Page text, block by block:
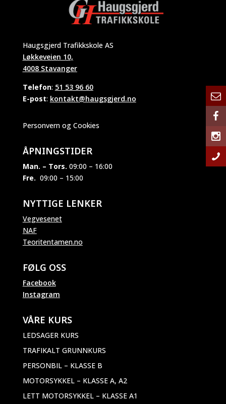
Haugsgjerd Trafikkskole AS
Løkkeveien 10,
4008 Stavanger
Telefon: 51 53 96 60
E-post: kontakt@haugsgjerd.no
Personvern og Cookies
ÅPNINGSTIDER
Man. – Tors. 09:00 – 16:00
Fre. 09:00 – 15:00
NYTTIGE LENKER
Vegvesenet
NAF
Teoritentamen.no
FØLG OSS
Facebook
Instagram
VÅRE KURS
LEDSAGER KURS
TRAFIKALT GRUNNKURS
PERSONBIL – KLASSE B
MOTORSYKKEL – KLASSE A, A2
LETT MOTORSYKKEL – KLASSE A1